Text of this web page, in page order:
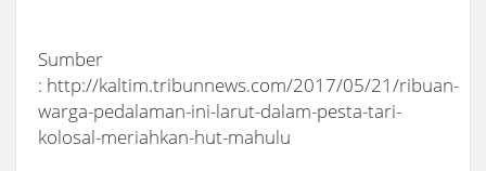
Sumber
: http://kaltim.tribunnews.com/2017/05/21/ribuan-
warga-pedalaman-ini-larut-dalam-pesta-tari-
kolosal-meriahkan-hut-mahulu